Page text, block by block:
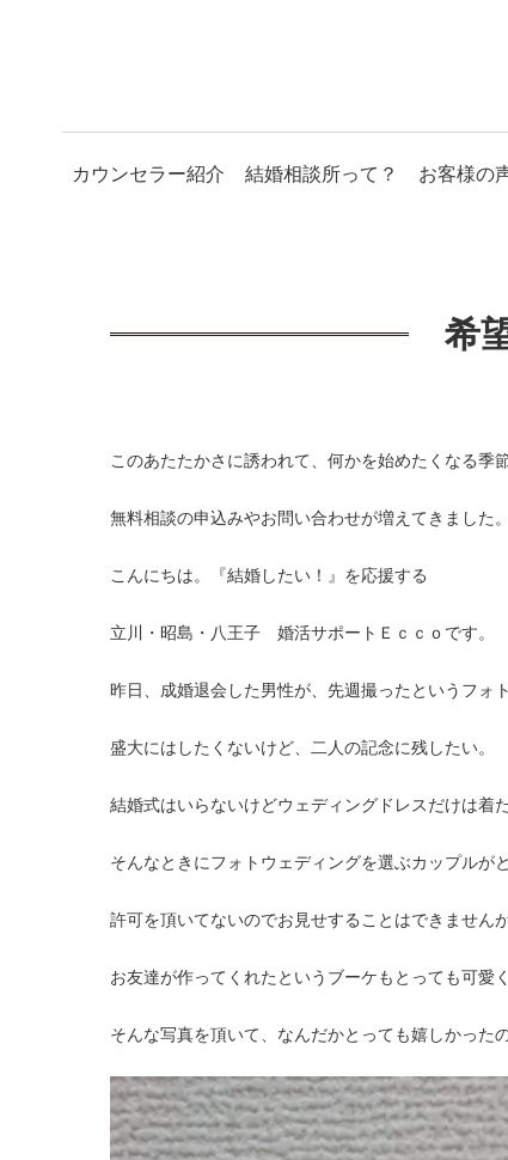
カウンセラー紹介 結婚相談所って？ お客様の
希
このあたたかさに誘われて、何かを始めたくなる季節
無料相談の申込みやお問い合わせが増えてきました。
こんにちは。『結婚したい！』を応援する
立川・昭島・八王子 婚活サポートＥｃｃｏです。
昨日、成婚退会した男性が、先週撮ったというフォ
盛大にはしたくないけど、二人の記念に残したい。
結婚式はいらないけどウェディングドレスだけは着た
そんなときにフォトウェディングを選ぶカップルが
許可を頂いてないのでお見せすることはできません
お友達が作ってくれたというブーケもとっても可愛
そんな写真を頂いて、なんだかとっても嬉しかった